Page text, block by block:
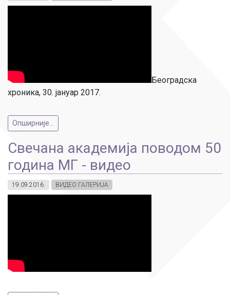
Београдска
хроника, 30. јануар 2017.
Опширније...
Свечана академија поводом 50
година МГ - видео
19.09.2016. ВИДЕО ГАЛЕРИЈА